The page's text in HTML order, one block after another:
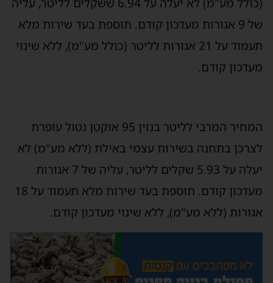
של 9 אגורות מעדכון קודם. תוספת בעד שירות מלא
תעמוד על 21 אגורות לליטר (כולל מע"מ), ללא שינוי
מעדכון קודם.
המחיר המרבי לליטר בנזין 95 אוקטן נטול עופרת
לצרכן בתחנה בשירות עצמי באילת (ללא מע"מ) לא
יעלה על 5.93 שקלים לליטר, עליה של 7 אגורות
מעדכון קודם. תוספת בעד שירות מלא תעמוד על 18
אגורות (ללא מע"מ), ללא שינוי מעדכון קודם.